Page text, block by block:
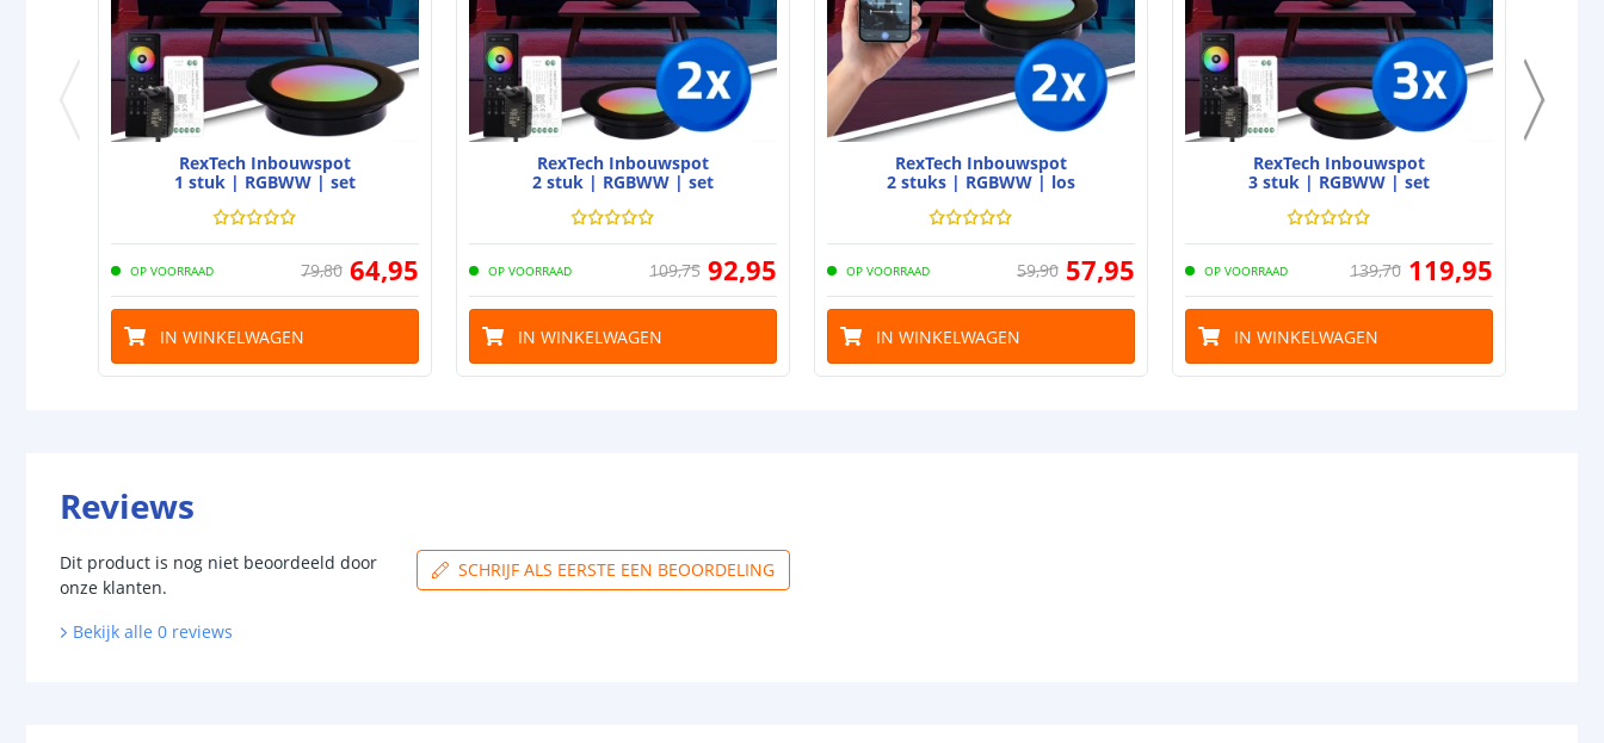
RexTech Inbouwspot
1 stuk | RGBWW | set
OP VOORRAAD 79,80 64,95
IN WINKELWAGEN
RexTech Inbouwspot
2 stuk | RGBWW | set
OP VOORRAAD 109,75 92,95
IN WINKELWAGEN
RexTech Inbouwspot
2 stuks | RGBWW | los
OP VOORRAAD 59,90 57,95
IN WINKELWAGEN
RexTech Inbouwspot
3 stuk | RGBWW | set
OP VOORRAAD 139,70 119,95
IN WINKELWAGEN
Reviews
Dit product is nog niet beoordeeld door
onze klanten.
SCHRIJF ALS EERSTE EEN BEOORDELING
Bekijk alle 0 reviews